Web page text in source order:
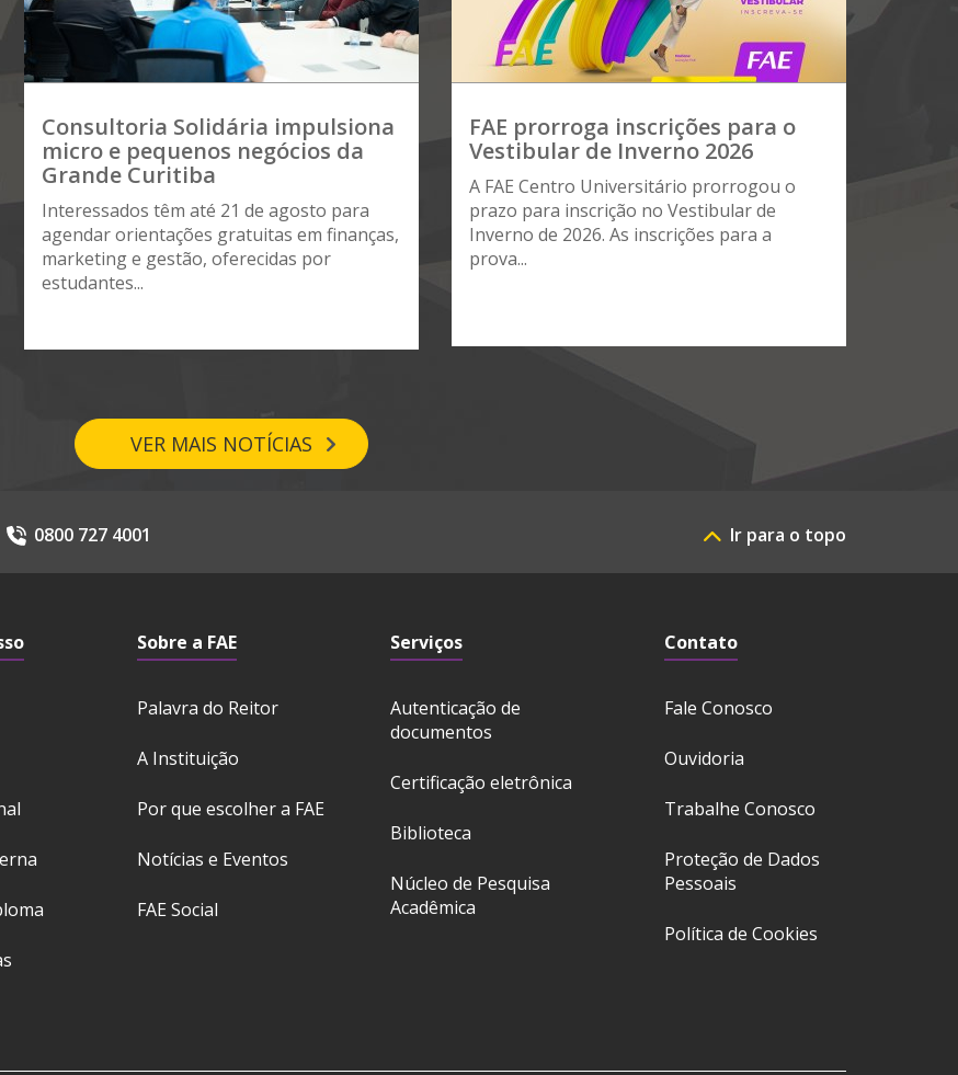
Consultoria Solidária impulsiona
micro e pequenos negócios da
Grande Curitiba
Interessados têm até 21 de agosto para
agendar orientações gratuitas em finanças,
marketing e gestão, oferecidas por
estudantes...
FAE prorroga inscrições para o
Vestibular de Inverno 2026
A FAE Centro Universitário prorrogou o
prazo para inscrição no Vestibular de
Inverno de 2026. As inscrições para a
prova...
VER MAIS NOTÍCIAS
0800 727 4001 Ir para o topo
Sobre a FAE
Palavra do Reitor
A Instituição
Por que escolher a FAE
Notícias e Eventos
FAE Social
Serviços
Autenticação de
documentos
Certificação eletrônica
Biblioteca
Núcleo de Pesquisa
Acadêmica
Contato
Fale Conosco
Ouvidoria
Trabalhe Conosco
Proteção de Dados
Pessoais
Política de Cookies